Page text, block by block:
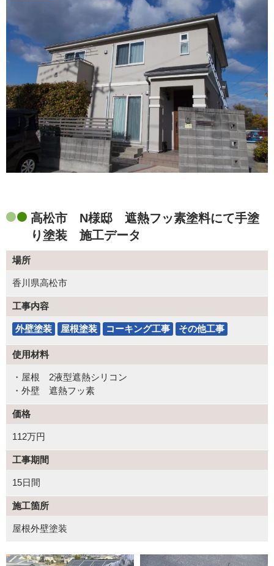
高松市 N様邸 遮熱フッ素塗料にて手塗
り塗装 施工データ
場所
香川県高松市
工事内容
外壁塗装 屋根塗装 コーキング工事 その他工事
使用材料
・屋根 2液型遮熱シリコン
・外壁 遮熱フッ素
価格
112万円
工事期間
15日間
施工箇所
屋根外壁塗装